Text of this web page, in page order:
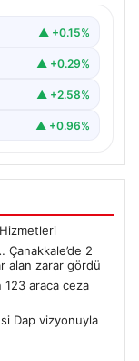
▲ +0.15%
▲ +0.29%
▲ +2.58%
▲ +0.96%
2
alan zarar gördü
araca ceza
Dap vizyonuyla